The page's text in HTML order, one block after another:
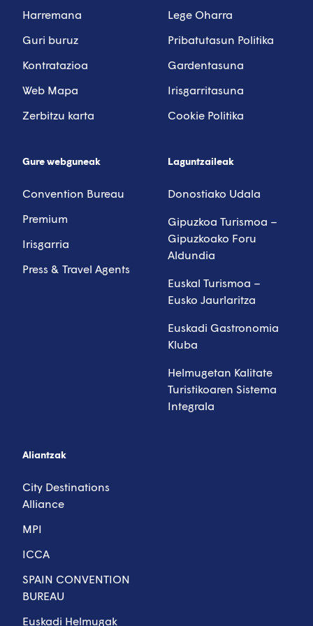
Harremana
Guri buruz
Kontratazioa
Web Mapa
Zerbitzu karta
Lege Oharra
Pribatutasun Politika
Gardentasuna
Irisgarritasuna
Cookie Politika
Gure webguneak
Convention Bureau
Premium
Irisgarria
Press & Travel Agents
Laguntzaileak
Donostiako Udala
Gipuzkoa Turismoa –
Gipuzkoako Foru
Aldundia
Euskal Turismoa –
Eusko Jaurlaritza
Euskadi Gastronomia
Kluba
Helmugetan Kalitate
Turistikoaren Sistema
Integrala
Aliantzak
City Destinations
Alliance
MPI
ICCA
SPAIN CONVENTION
BUREAU
Euskadi Helmugak